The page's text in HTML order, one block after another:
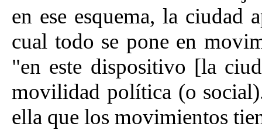
en ese esquema, la ciudad
cual todo se pone en
"en este dispositivo [la
movilidad política (o
ella que los movimientos